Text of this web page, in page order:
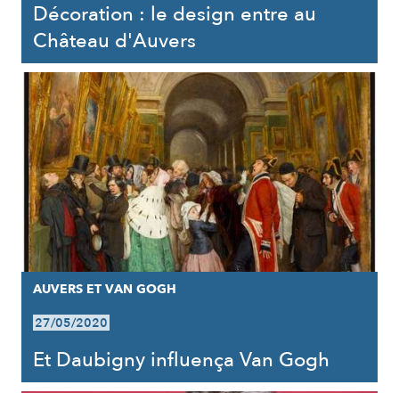
Décoration : le design entre au
Château d'Auvers
AUVERS ET VAN GOGH
27/05/2020
Et Daubigny influença Van Gogh